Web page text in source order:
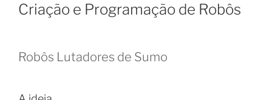
Criação e Programação de Robôs
Robôs Lutadores de Sumo